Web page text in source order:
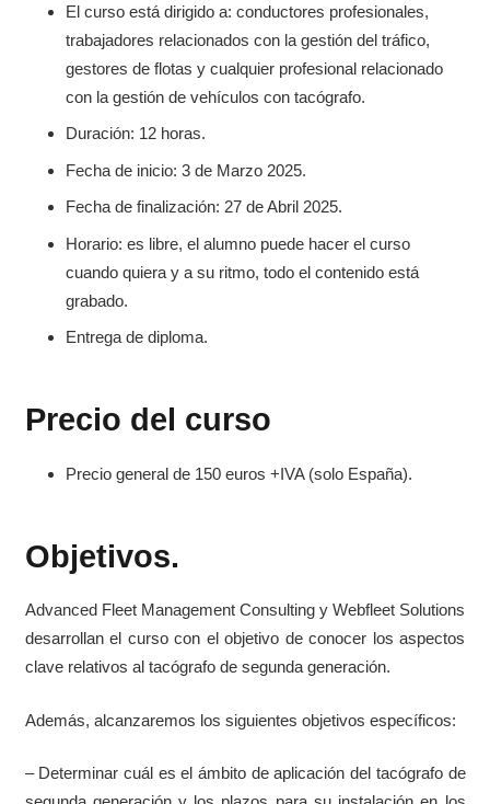
El curso está dirigido a: conductores profesionales,
trabajadores relacionados con la gestión del tráfico,
gestores de flotas y cualquier profesional relacionado
con la gestión de vehículos con tacógrafo.
Duración: 12 horas.
Fecha de inicio: 3 de Marzo 2025.
Fecha de finalización: 27 de Abril 2025.
Horario: es libre, el alumno puede hacer el curso
cuando quiera y a su ritmo, todo el contenido está
grabado.
Entrega de diploma.
Precio del curso
Precio general de 150 euros +IVA (solo España).
Objetivos.
Advanced Fleet Management Consulting y Webfleet Solutions
desarrollan el curso con el objetivo de conocer los aspectos
clave relativos al tacógrafo de segunda generación.
Además, alcanzaremos los siguientes objetivos específicos:
– Determinar cuál es el ámbito de aplicación del tacógrafo de